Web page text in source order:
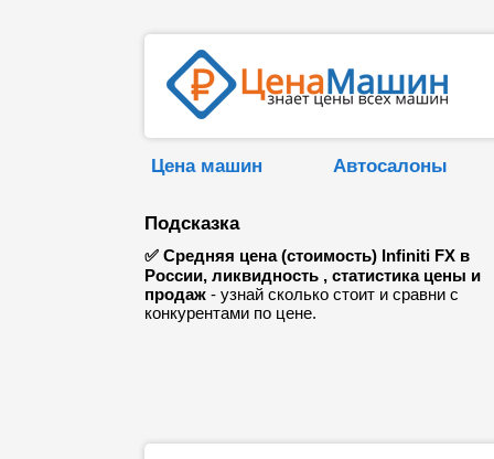
Цена машин Автосалоны
Подсказка
✅ Средняя цена (стоимость) Infiniti FX в
России, ликвидность , статистика цены и
продаж - узнай сколько стоит и сравни с
конкурентами по цене.